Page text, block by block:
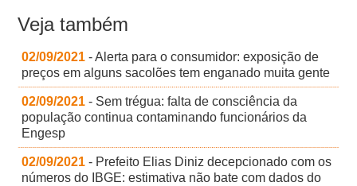
Veja também
02/09/2021 - Alerta para o consumidor: exposição de
preços em alguns sacolões tem enganado muita gente
02/09/2021 - Sem trégua: falta de consciência da
população continua contaminando funcionários da
Engesp
02/09/2021 - Prefeito Elias Diniz decepcionado com os
números do IBGE: estimativa não bate com dados do